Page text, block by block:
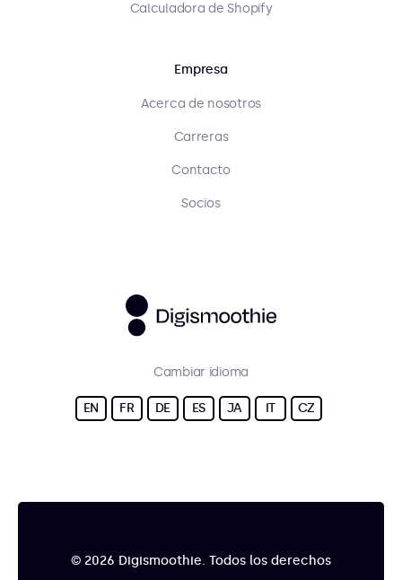
Calculadora de Shopify
Empresa
Acerca de nosotros
Carreras
Contacto
Socios
Cambiar idioma
EN FR DE ES JA IT CZ
© 2026 Digismoothie. Todos los derechos